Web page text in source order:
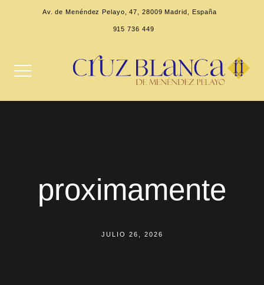
Av. de Menéndez Pelayo, 47, 28009 Madrid, España
915 736 449
proximamente
JULIO 26, 2026